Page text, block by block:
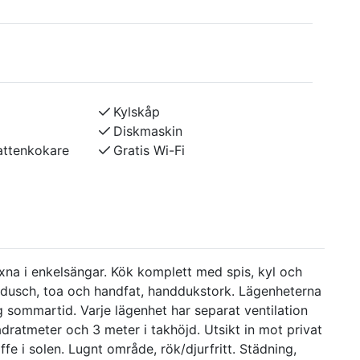
Kylskåp
Diskmaskin
Gratis Wi-Fi
i enkelsängar. Kök komplett med spis, kyl och
toa och handfat, handdukstork. Lägenheterna
Varje lägenhet har separat ventilation
och 3 meter i takhöjd. Utsikt in mot privat
i solen. Lugnt område, rök/djurfritt. Städning,